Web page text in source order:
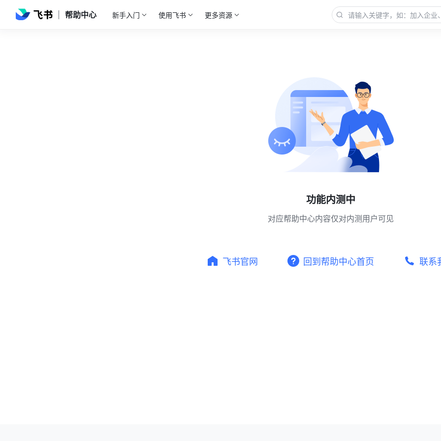
帮助中心 新手入门 使用飞书 更多资源
功能内测中
对应帮助中心内容仅对内测用户可见
飞书官网 回到帮助中心首页 联系